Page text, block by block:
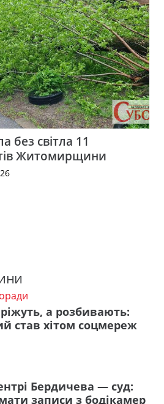
без світла 11
Житомирщини
а розбивають:
став хітом соцмереж
Бердичева — суд:
записи з бодікамер